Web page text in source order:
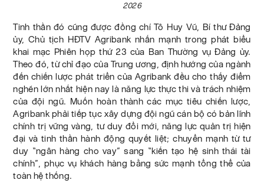
2026
Tinh thần đó cũng được đồng chí Tô Huy Vũ, Bí thư Đảng
ủy, Chủ tịch HĐTV Agribank nhấn mạnh trong phát biểu
khai mạc Phiên họp thứ 23 của Ban Thường vụ Đảng ủy.
Theo đó, từ chỉ đạo của Trung ương, định hướng của ngành
đến chiến lược phát triển của Agribank đều cho thấy điểm
nghẽn lớn nhất hiện nay là năng lực thực thi và trách nhiệm
của đội ngũ. Muốn hoàn thành các mục tiêu chiến lược,
Agribank phải tiếp tục xây dựng đội ngũ cán bộ có bản lĩnh
chính trị vững vàng, tư duy đổi mới, năng lực quản trị hiện
đại và tinh thần hành động quyết liệt; chuyển mạnh từ tư
duy “ngân hàng cho vay” sang “kiến tạo hệ sinh thái tài
chính”, phục vụ khách hàng bằng sức mạnh tổng thể của
toàn hệ thống.